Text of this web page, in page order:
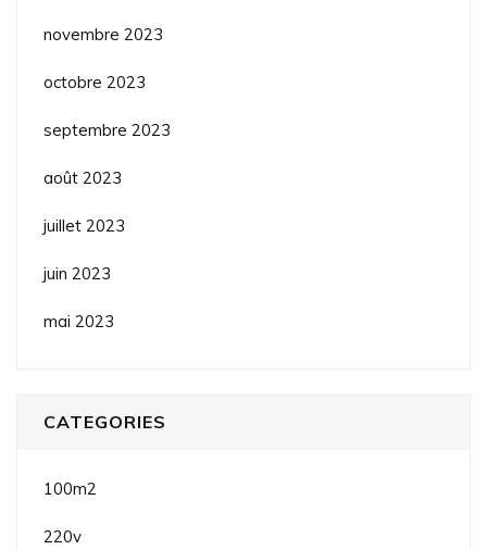
novembre 2023
octobre 2023
septembre 2023
août 2023
juillet 2023
juin 2023
mai 2023
CATEGORIES
100m2
220v